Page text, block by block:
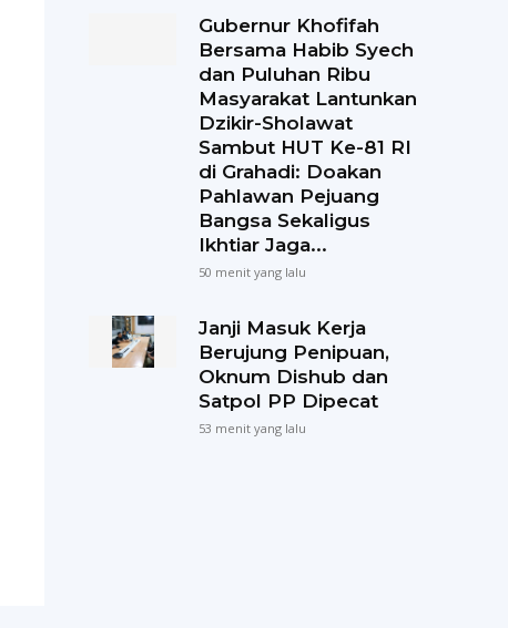
Gubernur Khofifah
Bersama Habib Syech
dan Puluhan Ribu
Masyarakat Lantunkan
Dzikir-Sholawat
Sambut HUT Ke-81 RI
di Grahadi: Doakan
Pahlawan Pejuang
Bangsa Sekaligus
Ikhtiar Jaga...
50 menit yang lalu
Janji Masuk Kerja
Berujung Penipuan,
Oknum Dishub dan
Satpol PP Dipecat
53 menit yang lalu